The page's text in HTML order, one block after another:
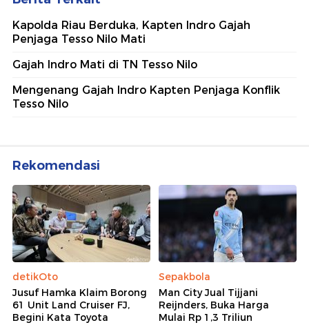
Kapolda Riau Berduka, Kapten Indro Gajah
Penjaga Tesso Nilo Mati
Gajah Indro Mati di TN Tesso Nilo
Mengenang Gajah Indro Kapten Penjaga Konflik
Tesso Nilo
Rekomendasi
detikOto
Jusuf Hamka Klaim Borong
61 Unit Land Cruiser FJ,
Begini Kata Toyota
Sepakbola
Man City Jual Tijjani
Reijnders, Buka Harga
Mulai Rp 1,3 Triliun